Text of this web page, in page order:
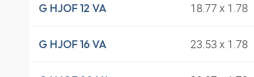
G HJOF 12 VA 18.77 x 1.78
G HJOF 16 VA 23.53 x 1.78